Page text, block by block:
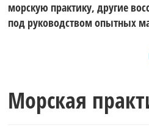
морскую практику, другие
под руководством опытных
Морская